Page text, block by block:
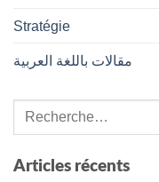
Stratégie
مقالات باللغة العربية
Articles récents